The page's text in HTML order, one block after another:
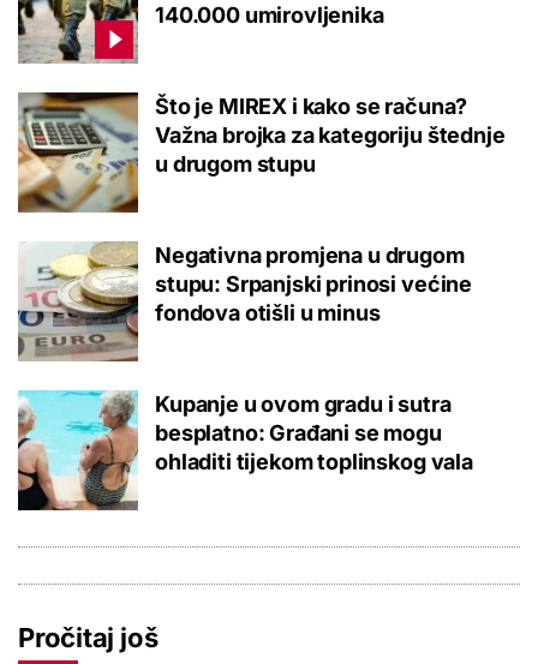
140.000 umirovljenika
Što je MIREX i kako se računa?
Važna brojka za kategoriju štednje
u drugom stupu
Negativna promjena u drugom
stupu: Srpanjski prinosi većine
fondova otišli u minus
Kupanje u ovom gradu i sutra
besplatno: Građani se mogu
ohladiti tijekom toplinskog vala
Pročitaj još